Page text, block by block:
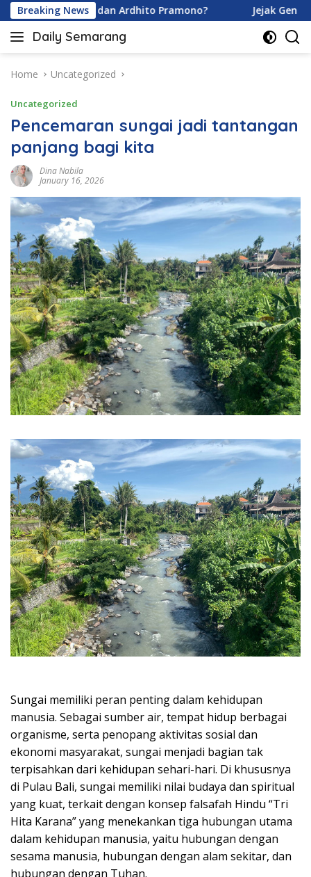
Skip
to
content
Breaking News
Karamoy dan Ardhito Pramono? Jejak Gen Buka
Daily Semarang
"Semarang
Ini:
Terkini
untuk
Anda"
Home Uncategorized
Uncategorized
Pencemaran sungai jadi tantangan
panjang bagi kita
Dina Nabila
January 16, 2026
Sungai memiliki peran penting dalam kehidupan
manusia. Sebagai sumber air, tempat hidup berbagai
organisme, serta penopang aktivitas sosial dan
ekonomi masyarakat, sungai menjadi bagian tak
terpisahkan dari kehidupan sehari-hari. Di khususnya
di Pulau Bali, sungai memiliki nilai budaya dan spiritual
yang kuat, terkait dengan konsep falsafah Hindu “Tri
Hita Karana” yang menekankan tiga hubungan utama
dalam kehidupan manusia, yaitu hubungan dengan
sesama manusia, hubungan dengan alam sekitar, dan
hubungan dengan Tuhan.